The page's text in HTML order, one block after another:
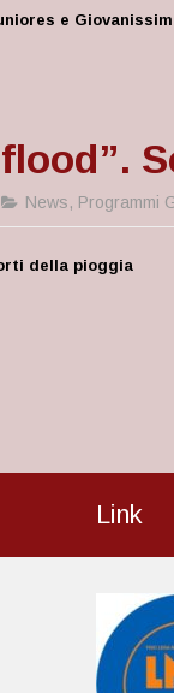
e
News, Programmi
della pioggia
Link